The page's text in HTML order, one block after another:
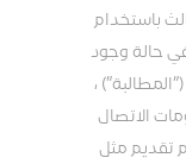
باستخدام
حالة وجود
،
الاتصال
تقديم مثل